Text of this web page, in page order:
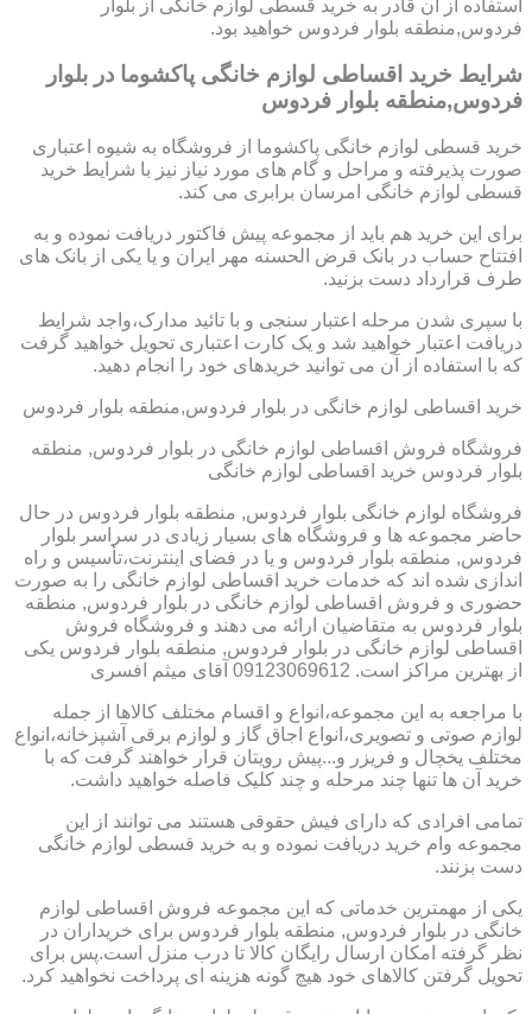
استفاده از آن قادر به خرید قسطی لوازم خانگی از بلوار
فردوس,منطقه بلوار فردوس خواهید بود.
شرایط خرید اقساطی لوازم خانگی پاکشوما در بلوار
فردوس,منطقه بلوار فردوس
خرید قسطی لوازم خانگی پاکشوما از فروشگاه به شیوه اعتباری
صورت پذیرفته و مراحل و گام های مورد نیاز نیز با شرایط خرید
قسطی لوازم خانگی امرسان برابری می کند.
برای این خرید هم باید از مجموعه پیش فاکتور دریافت نموده و به
افتتاح حساب در بانک قرض الحسنه مهر ایران و یا یکی از بانک های
طرف قرارداد دست بزنید.
با سپری شدن مرحله اعتبار سنجی و با تائید مدارک،واجد شرایط
دریافت اعتبار خواهید شد و یک کارت اعتباری تحویل خواهید گرفت
که با استفاده از آن می توانید خریدهای خود را انجام دهید.
خرید اقساطی لوازم خانگی در بلوار فردوس,منطقه بلوار فردوس
فروشگاه فروش اقساطی لوازم خانگی در بلوار فردوس, منطقه
بلوار فردوس خرید اقساطی لوازم خانگی
فروشگاه لوازم خانگی بلوار فردوس, منطقه بلوار فردوس در حال
حاضر مجموعه ها و فروشگاه های بسیار زیادی در سراسر بلوار
فردوس, منطقه بلوار فردوس و یا در فضای اینترنت،تأسیس و راه
اندازی شده اند که خدمات خرید اقساطی لوازم خانگی را به صورت
حضوری و فروش اقساطی لوازم خانگی در بلوار فردوس, منطقه
بلوار فردوس به متقاضیان ارائه می دهند و فروشگاه فروش
اقساطی لوازم خانگی در بلوار فردوس, منطقه بلوار فردوس یکی
از بهترین مراکز است. 09123069612 آقای میثم افسری
با مراجعه به این مجموعه،انواع و اقسام مختلف کالاها از جمله
لوازم صوتی و تصویری،انواع اجاق گاز و لوازم برقی آشپزخانه،انواع
مختلف یخچال و فریزر و...پیش رویتان قرار خواهند گرفت که با
خرید آن ها تنها چند مرحله و چند کلیک فاصله خواهید داشت.
تمامی افرادی که دارای فیش حقوقی هستند می توانند از این
مجموعه وام خرید دریافت نموده و به خرید قسطی لوازم خانگی
دست بزنند.
یکی از مهمترین خدماتی که این مجموعه فروش اقساطی لوازم
خانگی در بلوار فردوس, منطقه بلوار فردوس برای خریداران در
نظر گرفته امکان ارسال رایگان کالا تا درب منزل است.پس برای
تحویل گرفتن کالاهای خود هیچ گونه هزینه ای پرداخت نخواهید کرد.